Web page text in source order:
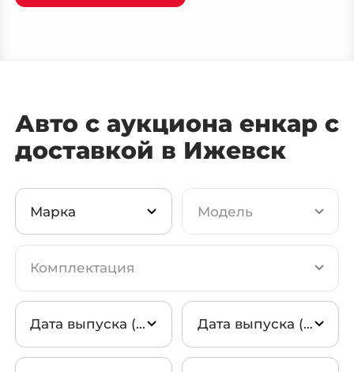
Мотоциклы из Кореи
✅ Авто в наличии в Москве
Новые авто из Казахстана
Авто из Китая ↗
Авто с аукциона енкар с
доставкой в Ижевск
Марка
Kia
Модель
Комплектация
Дата выпуска (от) Дата выпуска (до)